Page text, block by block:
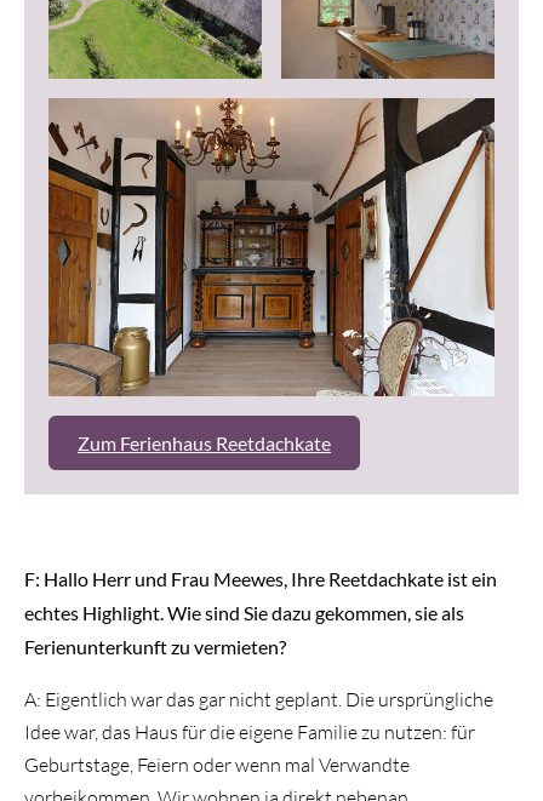
Zum Ferienhaus Reetdachkate
F: Hallo Herr und Frau Meewes, Ihre Reetdachkate ist ein
echtes Highlight. Wie sind Sie dazu gekommen, sie als
Ferienunterkunft zu vermieten?
A: Eigentlich war das gar nicht geplant. Die ursprüngliche
Idee war, das Haus für die eigene Familie zu nutzen: für
Geburtstage, Feiern oder wenn mal Verwandte